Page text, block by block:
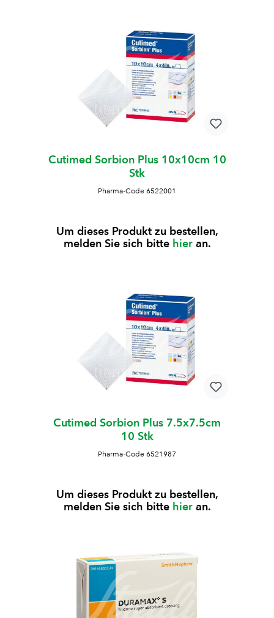
Cutimed Sorbion Plus 10x10cm 10
Stk
Pharma-Code 6522001
Um dieses Produkt zu bestellen,
melden Sie sich bitte hieran.
Cutimed Sorbion Plus 7.5x7.5cm
10 Stk
Pharma-Code 6521987
Um dieses Produkt zu bestellen,
melden Sie sich bitte hieran.